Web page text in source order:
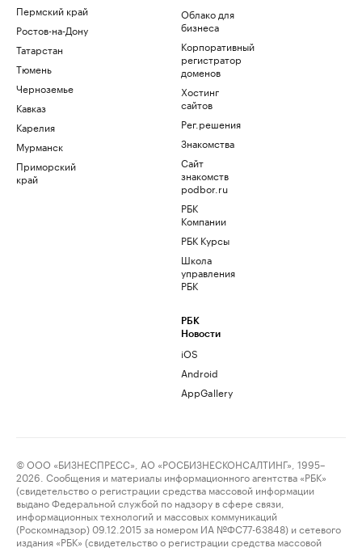
Пермский край
Ростов-на-Дону
Татарстан
Тюмень
Черноземье
Кавказ
Карелия
Мурманск
Приморский
край
Облако для
бизнеса
Корпоративный
регистратор
доменов
Хостинг
сайтов
Рег.решения
Знакомства
Сайт
знакомств
podbor.ru
РБК
Компании
РБК Курсы
Школа
управления
РБК
РБК
Новости
iOS
Android
AppGallery
© ООО «БИЗНЕСПРЕСС», АО «РОСБИЗНЕСКОНСАЛТИНГ», 1995–
2026. Сообщения и материалы информационного агентства «РБК»
(свидетельство о регистрации средства массовой информации
выдано Федеральной службой по надзору в сфере связи,
информационных технологий и массовых коммуникаций
(Роскомнадзор) 09.12.2015 за номером ИА №ФС77-63848) и сетевого
издания «РБК» (свидетельство о регистрации средства массовой